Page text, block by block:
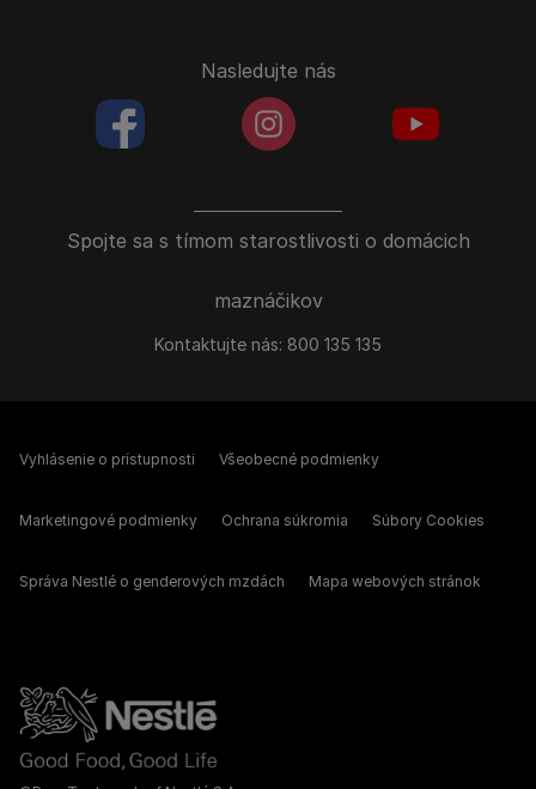
Spojte sa s tímom starostlivosti o domácich
maznáčikov
Kontaktujte nás: 800 135 135
Nasledujte nás
facebookColoredinstagramColored
Vyhlásenie o prístupnosti Všeobecné podmienky
Marketingové podmienky Ochrana súkromia Súbory Cookies
Správa Nestlé o genderových mzdách Mapa webových stránok